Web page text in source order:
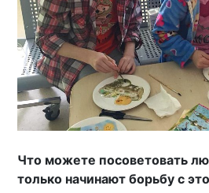
Что можете посоветовать
только начинают борьбу с